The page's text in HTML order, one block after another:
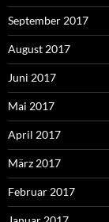
September 2017
August 2017
Juni 2017
Mai 2017
April 2017
März 2017
Februar 2017